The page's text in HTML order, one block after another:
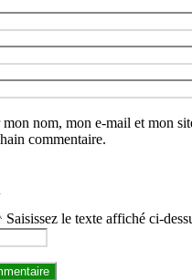
nom, mon e-mail et mon
commentaire.
Saisissez le texte affiché ci-